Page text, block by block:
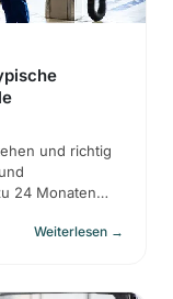
und richtig
24 Monaten
Weiterlesen →